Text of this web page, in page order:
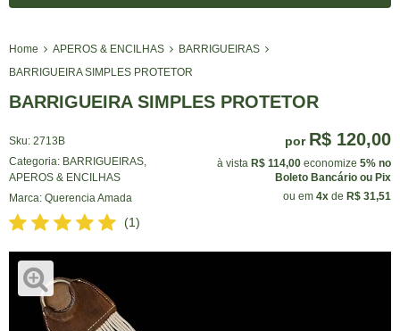
Home APEROS & ENCILHAS
BARRIGUEIRAS
BARRIGUEIRA SIMPLES PROTETOR
BARRIGUEIRA SIMPLES PROTETOR
Sku: 2713B
Categoria: BARRIGUEIRAS
APEROS & ENCILHAS
Marca: Querencia Amada
(1)
por R$ 120,00
à vista R$ 114,00 economize 5% no
Boleto Bancário ou Pix
ou em 4x de R$ 31,51